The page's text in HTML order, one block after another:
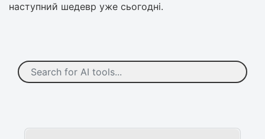
наступний шедевр уже сьогодні.